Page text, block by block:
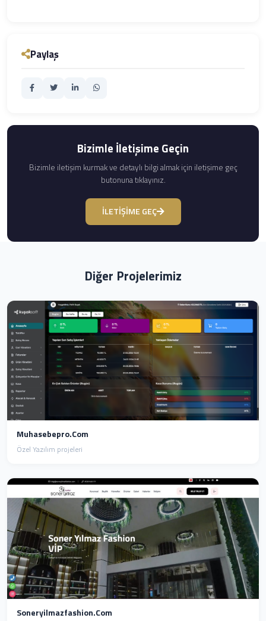
Paylaş
Bizimle İletişime Geçin
Bizimle iletişim kurmak ve detaylı bilgi almak için iletişime geç
butonuna tıklayınız.
İLETİŞİME GEÇ
Diğer Projelerimiz
Muhasebepro.com
Özel Yazılım projeleri
Soneryilmazfashion.com